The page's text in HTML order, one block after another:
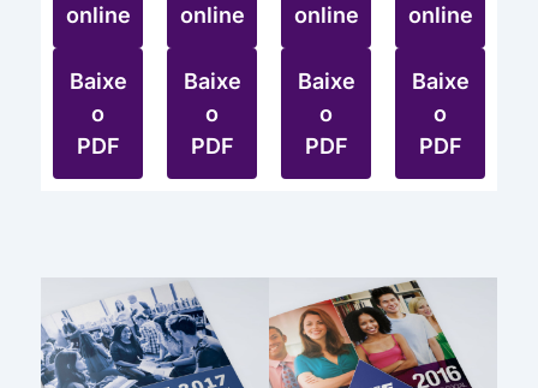
online
Baixe
o
PDF
online
Baixe
o
PDF
online
Baixe
o
PDF
online
Baixe
o
PDF